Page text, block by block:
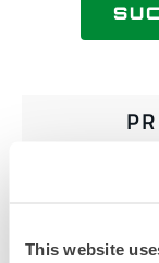
This website